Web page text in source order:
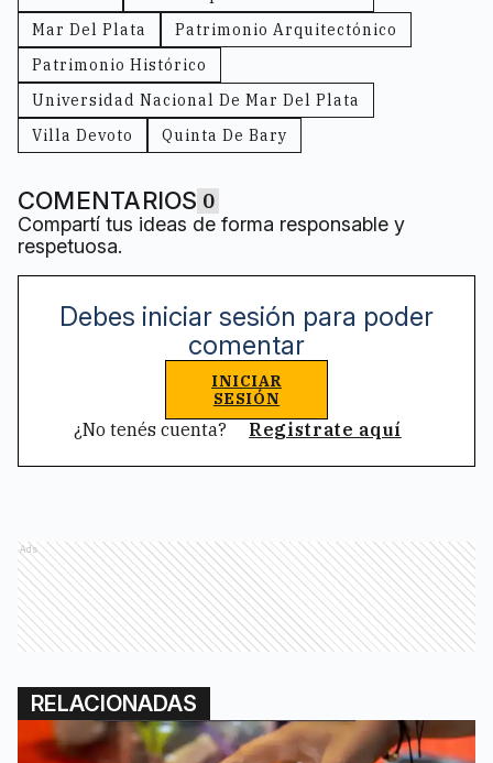
Mar Del Plata
Patrimonio Arquitectónico
Patrimonio Histórico
Universidad Nacional De Mar Del Plata
Villa Devoto
Quinta De Bary
COMENTARIOS 0
Compartí tus ideas de forma responsable y
respetuosa.
Debes iniciar sesión para poder
comentar
INICIAR
SESIÓN
¿No tenés cuenta? Registrate aquí
Ads
RELACIONADAS